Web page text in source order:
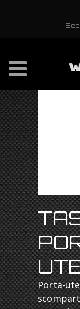
Porta-